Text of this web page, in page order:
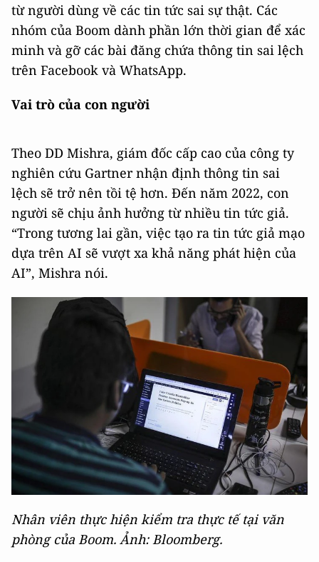
từ người dùng về các tin tức sai sự thật. Các
nhóm của Boom dành phần lớn thời gian để xác
minh và gỡ các bài đăng chứa thông tin sai lệch
trên Facebook và WhatsApp.
Vai trò của con người
Theo DD Mishra, giám đốc cấp cao của công ty
nghiên cứu Gartner nhận định thông tin sai
lệch sẽ trở nên tồi tệ hơn. Đến năm 2022, con
người sẽ chịu ảnh hưởng từ nhiều tin tức giả.
“Trong tương lai gần, việc tạo ra tin tức giả mạo
dựa trên AI sẽ vượt xa khả năng phát hiện của
AI”, Mishra nói.
Nhân viên thực hiện kiểm tra thực tế tại văn
phòng của Boom. Ảnh: Bloomberg.